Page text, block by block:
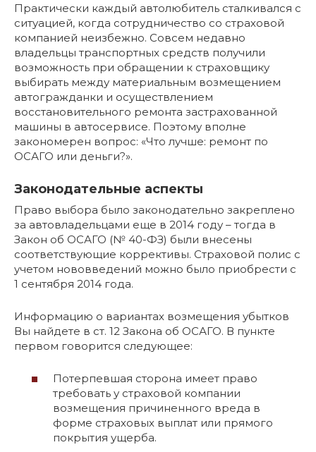
Практически каждый автолюбитель сталкивался с
ситуацией, когда сотрудничество со страховой
компанией неизбежно. Совсем недавно
владельцы транспортных средств получили
возможность при обращении к страховщику
выбирать между материальным возмещением
автогражданки и осуществлением
восстановительного ремонта застрахованной
машины в автосервисе. Поэтому вполне
закономерен вопрос: «Что лучше: ремонт по
ОСАГО или деньги?».
Законодательные аспекты
Право выбора было законодательно закреплено
за автовладельцами еще в 2014 году – тогда в
Закон об ОСАГО (№ 40-ФЗ) были внесены
соответствующие коррективы. Страховой полис с
учетом нововведений можно было приобрести с
1 сентября 2014 года.
Информацию о вариантах возмещения убытков
Вы найдете в ст. 12 Закона об ОСАГО. В пункте
первом говорится следующее:
Потерпевшая сторона имеет право
требовать у страховой компании
возмещения причиненного вреда в
форме страховых выплат или прямого
покрытия ущерба.